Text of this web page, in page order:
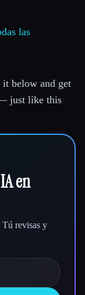
las
it below and get
just like this
en
Tú revisas y